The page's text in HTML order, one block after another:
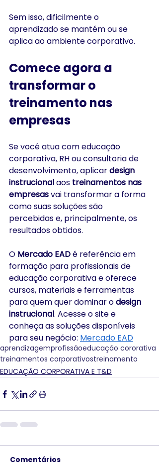
Sem isso, dificilmente o
aprendizado se mantém ou se
aplica ao ambiente corporativo.
Comece agora a
transformar o
treinamento nas
empresas
Se você atua com educação
corporativa, RH ou consultoria de
desenvolvimento, aplicar design
instrucional aos treinamentos nas
empresas vai transformar a forma
como suas soluções são
percebidas e, principalmente, os
resultados obtidos.
O Mercado EAD é referência em
formação para profissionais de
educação corporativa e oferece
cursos, materiais e ferramentas
para quem quer dominar o design
instrucional. Acesse o site e
conheça as soluções disponíveis
para seu negócio: Mercado EAD
aprendizagemprofissãoeducação cororativa
treinamentos corporativostreinamento
EDUCAÇÃO CORPORATIVA E T&D
Comentários